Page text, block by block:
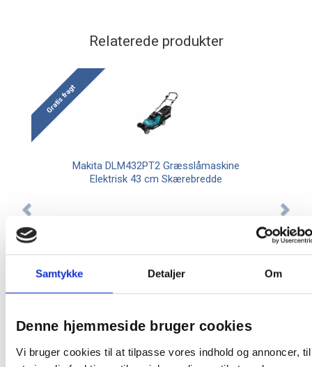
Samtykke Detaljer Om
Denne hjemmeside bruger cookies
Vi bruger cookies til at tilpasse vores indhold og annoncer, til
Relaterede produkter
Gratis fragt
Makita DLM432PT2 Græsslåmaskine
Elektrisk 43 cm Skærebredde